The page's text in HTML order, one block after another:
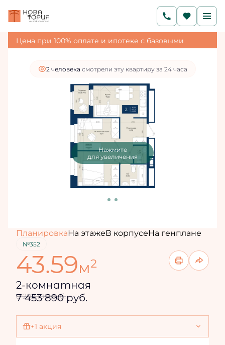
2-комнатная 8 282 100 руб.
7 453 890 руб.
Ипотекаот 25 110 руб./мес.
Цена при 100% оплате и ипотеке с базовыми
условиями
2 человекa смотрели эту квартиру за 24 часа
Нажмите
для увеличения
ПланировкаНа этажеВ корпусеНа генплане
№352
43.59м2
2-комнатная
8 282 100 руб.
7 453 890 руб.
+1 акция